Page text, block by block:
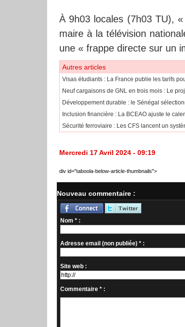
À 9h03 locales (7h03 TU),
maire à la télévision
une « frappe directe sur un
Autres articles
​Visas étudiants : La France publie les tarifs
Neuf cargaisons de GNL en trois mois : Le
Développement durable : le Sénégal
​Inclusion financière : La BCEAO ajuste le
Sécurité ferroviaire : Les CFS lancent un
Mercredi 17 Avril 2024 - 09:19
div id="taboola-below-article-thumbnails">
Nouveau commentaire :
Nom * :
Adresse email (non publiée) * :
Site web :
Commentaire * :